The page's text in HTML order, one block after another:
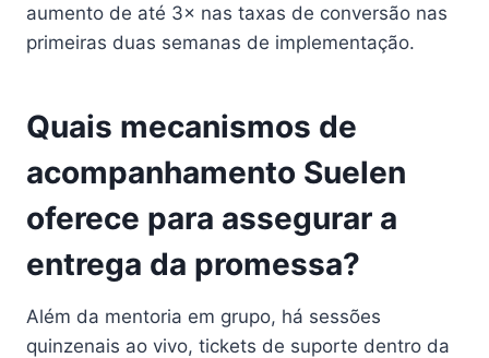
aumento de até 3× nas taxas de conversão nas
primeiras duas semanas de implementação.
Quais mecanismos de
acompanhamento Suelen
oferece para assegurar a
entrega da promessa?
Além da mentoria em grupo, há sessões
quinzenais ao vivo, tickets de suporte dentro da